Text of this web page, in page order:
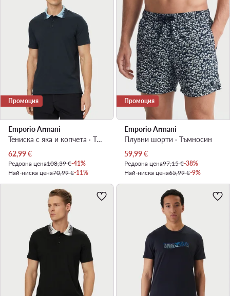
Промоция
Emporio Armani
Тениска с яка и копчета · Тъмносин
Актуална цена
62,99€
Редовна цена108,39 €-41%
Най-ниска цена70,99 €-11%
Промоция
Emporio Armani
Плувни шорти · Тъмносин
Актуална цена
59,99€
Редовна цена97,15 €-38%
Най-ниска цена65,99 €-9%